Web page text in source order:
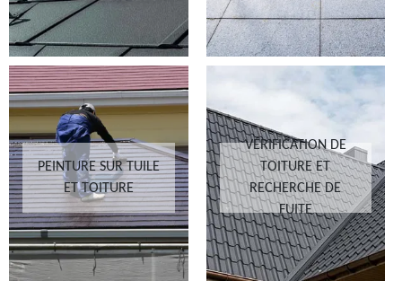
PEINTURE SUR TUILE
ET TOITURE
VÉRIFICATION DE
TOITURE ET
RECHERCHE DE
FUITE